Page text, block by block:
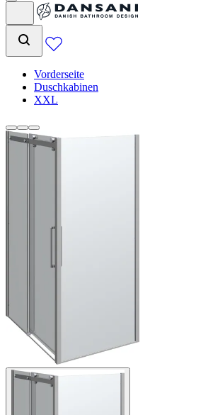
Vorderseite
Duschkabinen
XXL